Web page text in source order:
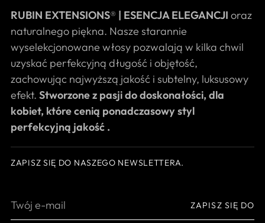
RUBIN EXTENSIONS® | ESENCJA ELEGANCJI oraz
naturalnego piękna. Nasze starannie
wyselekcjonowane włosy pozwalają w kilka chwil
uzyskać perfekcyjną długość i objętość,
zachowując najwyższą jakość i subtelny, luksusowy
efekt. Stworzone z pasji do doskonałości, dla
kobiet, które cenią ponadczasowy styl
perfekcyjną jakość .
ZAPISZ SIĘ DO NASZEGO NEWSLETTERA.
Twój
ZAPISZ SIĘ DO